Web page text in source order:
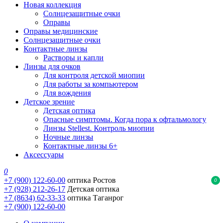
Новая коллекция
Солнцезащитные очки
Оправы
Оправы медицинские
Солнцезащитные очки
Контактные линзы
Растворы и капли
Линзы для очков
Для контроля детской миопии
Для работы за компьютером
Для вождения
Детское зрение
Детская оптика
Опасные симптомы. Когда пора к офтальмологу
Линзы Stellest. Контроль миопии
Ночные линзы
Контактные линзы 6+
Аксессуары
0
0
+7 (900) 122-60-00 оптика Ростов
+7 (928) 212-26-17 Детская оптика
+7 (8634) 62-33-33 оптика Таганрог
+7 (900) 122-60-00